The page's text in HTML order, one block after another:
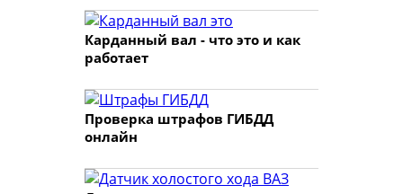
Карданный вал - что это и как
работает
Проверка штрафов ГИБДД
онлайн